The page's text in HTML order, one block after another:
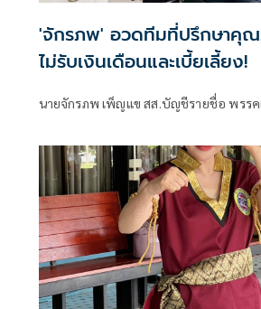
'จักรภพ' อวดทีมที่ปรึกษาคุ
ไม่รับเงินเดือนและเบี้ยเลี้ยง!
นายจักรภพ เพ็ญแข สส.บัญชีรายชื่อ พรร